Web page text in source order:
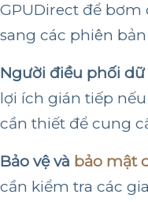
GPUDirect để bơm
sang các phiên
Người điều phối dữ
lợi ích gián tiếp
cần thiết để cung
Bảo vệ và bảo mật
cần kiểm tra các